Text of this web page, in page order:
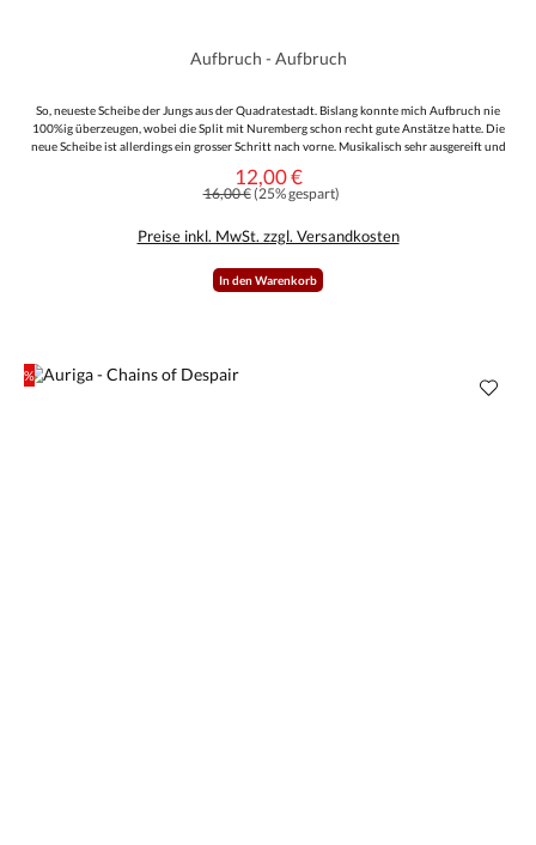
Aufbruch - Aufbruch
So, neueste Scheibe der Jungs aus der Quadratestadt. Bislang konnte mich Aufbruch nie
100%ig überzeugen, wobei die Split mit Nuremberg schon recht gute Anstätze hatte. Die
neue Scheibe ist allerdings ein grosser Schritt nach vorne. Musikalisch sehr ausgereift und
Einschlag. Macht man auf jeden Fall nichts falsch.
Verkaufspreis:
12,00 €
Regulärer Preis:
16,00 €(25% gespart)
Preise inkl. MwSt. zzgl. Versandkosten
In den Warenkorb
Rabatt
%